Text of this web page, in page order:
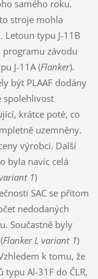
samého roku.
stroje mohla
Letoun typu J-11B
závodu
J-11A (Flanker).
být PLAAF dodány
spolehlivost
krátce poté, co
uzemněny.
výrobci. Další
byla navíc celá
1)
SAC se přitom
nedodaných
Součastně byly
Flanker L variant 1)
k tomu, že
Al-31F do ČLR,